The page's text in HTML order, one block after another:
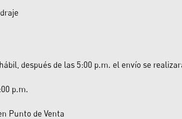
después de las 5:00 p.m. el envío se
p.m.
Punto de Venta